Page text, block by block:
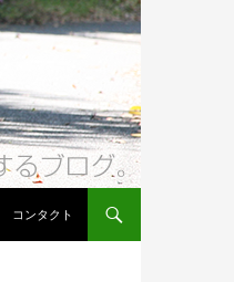
コンタクト